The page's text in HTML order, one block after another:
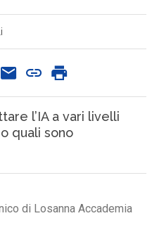
l’IA a vari livelli
quali sono
di Losanna Accademia